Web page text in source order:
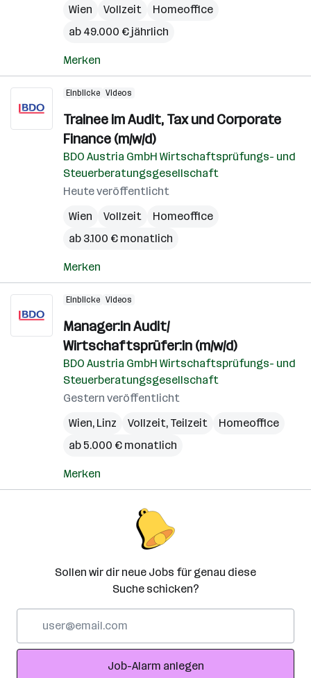
Wien
Vollzeit
Homeoffice
ab 49.000 € jährlich
Merken
Einblicke Videos
Trainee im Audit, Tax und Corporate
Finance (m/w/d)
BDO Austria GmbH Wirtschaftsprüfungs- und
Steuerberatungsgesellschaft
Heute veröffentlicht
Wien
Vollzeit
Homeoffice
ab 3.100 € monatlich
Merken
Einblicke Videos
Manager:in Audit/
Wirtschaftsprüfer:in (m/w/d)
BDO Austria GmbH Wirtschaftsprüfungs- und
Steuerberatungsgesellschaft
Gestern veröffentlicht
Wien, Linz Vollzeit, Teilzeit
Homeoffice
ab 5.000 € monatlich
Merken
Sollen wir dir neue Jobs für genau diese
Suche schicken?
Adresse
Job-Alarm anlegen